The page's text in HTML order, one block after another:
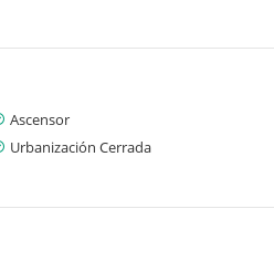
Ascensor
Urbanización Cerrada